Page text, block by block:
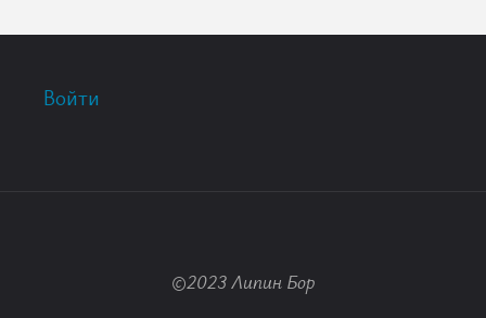
Войти
©2023 Липин Бор